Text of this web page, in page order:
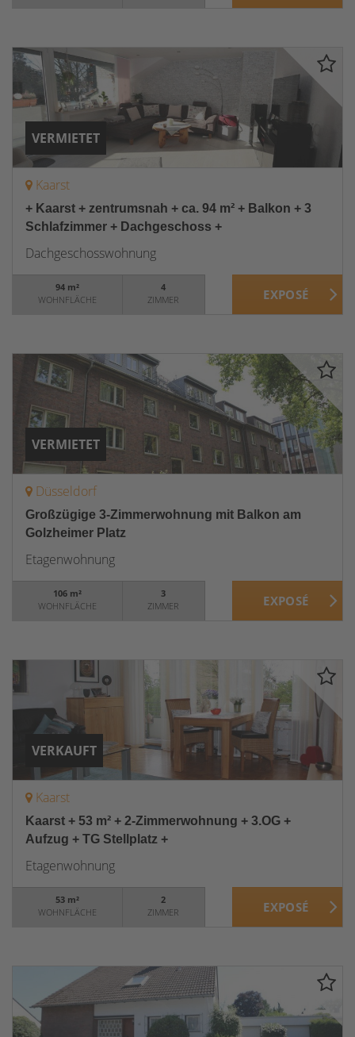
VERMIETET
Kaarst
+ Kaarst + zentrumsnah + ca. 94 m² + Balkon + 3
Schlafzimmer + Dachgeschoss +
Dachgeschosswohnung
94 m²
WOHNFLÄCHE
4
ZIMMER
VERMIETET
Düsseldorf
Großzügige 3-Zimmerwohnung mit Balkon am
Golzheimer Platz
Etagenwohnung
106 m²
WOHNFLÄCHE
3
ZIMMER
VERKAUFT
Kaarst
Kaarst + 53 m² + 2-Zimmerwohnung + 3.OG +
Aufzug + TG Stellplatz +
Etagenwohnung
53 m²
WOHNFLÄCHE
2
ZIMMER